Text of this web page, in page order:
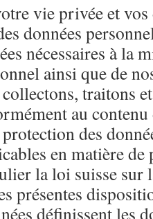
vie privée et
données
nécessaires à la
ainsi que de
traitons
au contenu
des
en matière de
la loi suisse sur
présentes
définissent les